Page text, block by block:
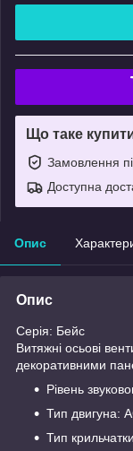
Що таке
Замовлення
Доступна
Опис
Опис
Серія: Бейс
Витяжні осьові
декоративними
Рівень
Тип двигуна:
Тип